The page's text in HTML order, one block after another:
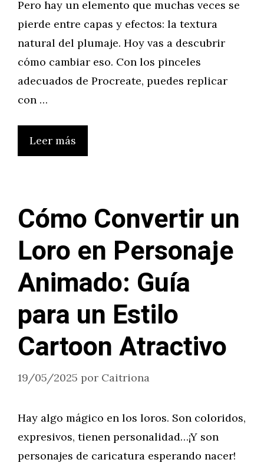
Pero hay un elemento que muchas veces se
pierde entre capas y efectos: la textura
natural del plumaje. Hoy vas a descubrir
cómo cambiar eso. Con los pinceles
adecuados de Procreate, puedes replicar
con …
Leer más
Cómo Convertir un
Loro en Personaje
Animado: Guía
para un Estilo
Cartoon Atractivo
19/05/2025 por Caitriona
Hay algo mágico en los loros. Son coloridos,
expresivos, tienen personalidad…¡Y son
personajes de caricatura esperando nacer!